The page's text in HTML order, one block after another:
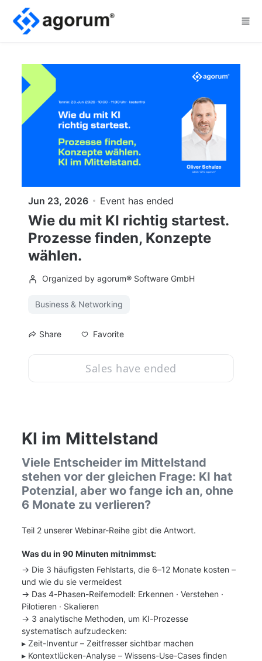
Skip to main content
Jun 23, 2026 Event has ended
Wie du mit KI richtig startest.
Prozesse finden, Konzepte
wählen.
Organized by agorum® Software GmbH
Business & Networking
Share Favorite
Sales have ended
KI im Mittelstand
Viele Entscheider im Mittelstand
stehen vor der gleichen Frage: KI hat
Potenzial, aber wo fange ich an, ohne
6 Monate zu verlieren?
Teil 2 unserer Webinar-Reihe gibt die Antwort.
Was du in 90 Minuten mitnimmst:
→ Die 3 häufigsten Fehlstarts, die 6–12 Monate kosten –
und wie du sie vermeidest
→ Das 4-Phasen-Reifemodell: Erkennen · Verstehen ·
Pilotieren · Skalieren
→ 3 analytische Methoden, um KI-Prozesse
systematisch aufzudecken:
▸ Zeit-Inventur – Zeitfresser sichtbar machen
▸ Kontextlücken-Analyse – Wissens-Use-Cases finden